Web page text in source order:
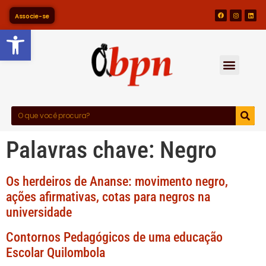
Barra de Ferramentas
Associe-se
Palavras chave: Negro
Os herdeiros de Ananse: movimento negro,
ações afirmativas, cotas para negros na
universidade
Contornos Pedagógicos de uma educação
Escolar Quilombola